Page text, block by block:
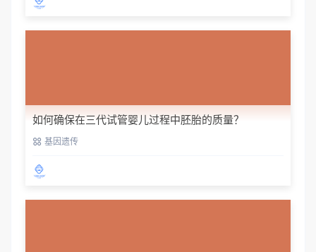
如何确保在三代试管婴儿过程中胚胎的质量？
基因遗传